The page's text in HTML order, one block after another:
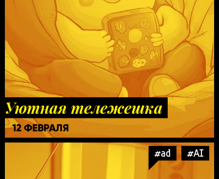
Уютная тележешка
12 ФЕВРАЛЯ
#ad #AI